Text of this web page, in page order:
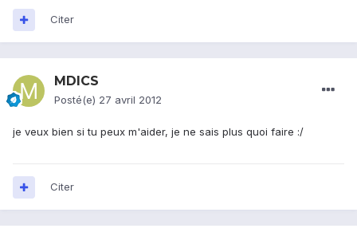
Citer
MDICS
Posté(e) 27 avril 2012
je veux bien si tu peux m'aider, je ne sais plus quoi faire :/
Citer